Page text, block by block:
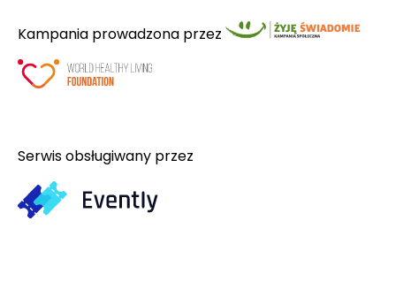
Kampania prowadzona przez
Serwis obsługiwany przez